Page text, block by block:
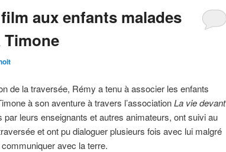
aux enfants malades
Timone
de la traversée, Rémy a tenu à associer les enfants
à son aventure à travers l’associationLa vie devant
leurs enseignants et autres animateurs, ont suivi au
et ont pu dialoguer plusieurs fois avec lui malgré
avec la terre.